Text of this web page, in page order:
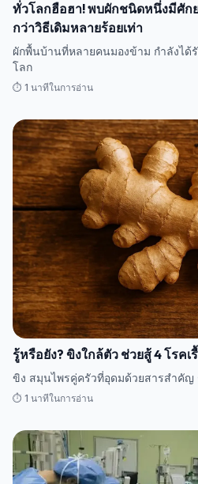
ทั่วโลกฮือฮา! พบผักชนิดหนึ่งมีศักย
กว่าวิธีเดิมหลายร้อยเท่า
ผักพื้นบ้านที่หลายคนมองข้าม กำลังได้
โลก
⏱️ 1 นาทีในการอ่าน
รู้หรือยัง? ขิงใกล้ตัว ช่วยสู้ 4 โรค
ขิง สมุนไพรคู่ครัวที่อุดมด้วยสารสำคั
⏱️ 1 นาทีในการอ่าน